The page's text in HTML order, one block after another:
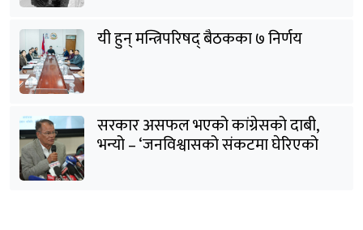
यी हुन् मन्त्रिपरिषद् बैठकका ७ निर्णय
सरकार असफल भएको कांग्रेसको दाबी,
भन्यो – ‘जनविश्वासको संकटमा घेरिएको